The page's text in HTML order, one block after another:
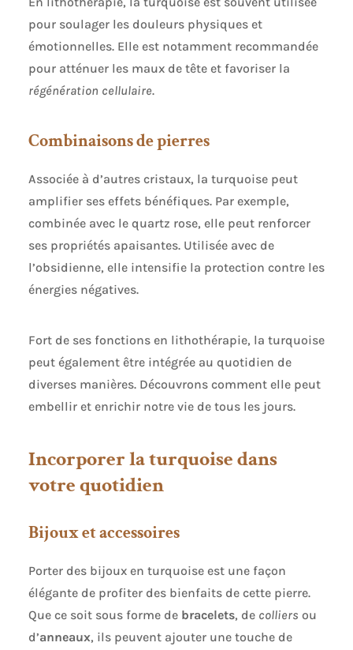
pour soulager les douleurs physiques et
émotionnelles. Elle est notamment recommandée
pour atténuer les maux de tête et favoriser la
régénération cellulaire.
Combinaisons de pierres
Associée à d’autres cristaux, la turquoise peut
amplifier ses effets bénéfiques. Par exemple,
combinée avec le quartz rose, elle peut renforcer
ses propriétés apaisantes. Utilisée avec de
l’obsidienne, elle intensifie la protection contre les
énergies négatives.
Fort de ses fonctions en lithothérapie, la turquoise
peut également être intégrée au quotidien de
diverses manières. Découvrons comment elle peut
embellir et enrichir notre vie de tous les jours.
Incorporer la turquoise dans
votre quotidien
Bijoux et accessoires
Porter des bijoux en turquoise est une façon
élégante de profiter des bienfaits de cette pierre.
Que ce soit sous forme de bracelets, de colliers ou
d’anneaux, ils peuvent ajouter une touche de